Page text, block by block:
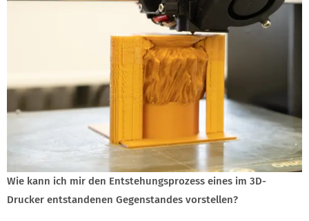
Wie kann ich mir den Entstehungsprozess eines im 3D-
Drucker entstandenen Gegenstandes vorstellen?